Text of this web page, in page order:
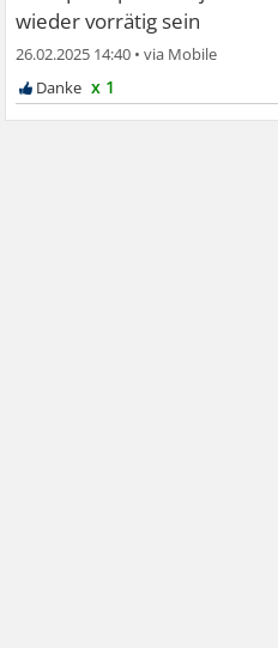
wieder vorrätig sein
26.02.2025 14:40 •
x 1